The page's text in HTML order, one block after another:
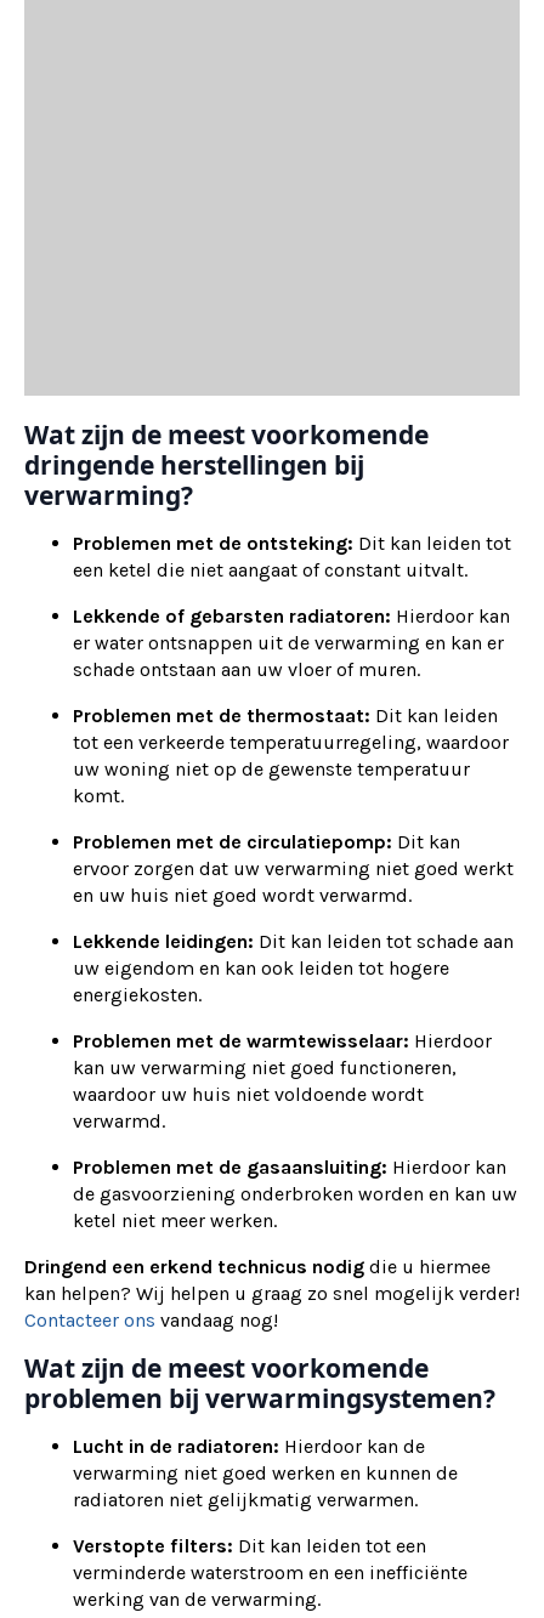
Wat zijn de meest voorkomende
dringende herstellingen bij
verwarming?
Problemen met de ontsteking: Dit kan leiden tot
een ketel die niet aangaat of constant uitvalt.
Lekkende of gebarsten radiatoren: Hierdoor kan
er water ontsnappen uit de verwarming en kan er
schade ontstaan aan uw vloer of muren.
Problemen met de thermostaat: Dit kan leiden
tot een verkeerde temperatuurregeling, waardoor
uw woning niet op de gewenste temperatuur
komt.
Problemen met de circulatiepomp: Dit kan
ervoor zorgen dat uw verwarming niet goed werkt
en uw huis niet goed wordt verwarmd.
Lekkende leidingen: Dit kan leiden tot schade aan
uw eigendom en kan ook leiden tot hogere
energiekosten.
Problemen met de warmtewisselaar: Hierdoor
kan uw verwarming niet goed functioneren,
waardoor uw huis niet voldoende wordt
verwarmd.
Problemen met de gasaansluiting: Hierdoor kan
de gasvoorziening onderbroken worden en kan uw
ketel niet meer werken.
Dringend een erkend technicus nodig die u hiermee
kan helpen? Wij helpen u graag zo snel mogelijk verder!
Contacteer ons vandaag nog!
Wat zijn de meest voorkomende
problemen bij verwarmingsystemen?
Lucht in de radiatoren: Hierdoor kan de
verwarming niet goed werken en kunnen de
radiatoren niet gelijkmatig verwarmen.
Verstopte filters: Dit kan leiden tot een
verminderde waterstroom en een inefficiënte
werking van de verwarming.